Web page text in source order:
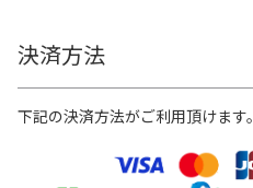
決済方法
下記の決済方法がご利用頂けます。